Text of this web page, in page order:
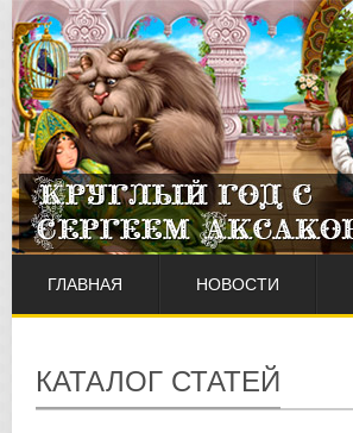
ГЛАВНАЯ НОВОСТИ
КАТАЛОГ СТАТЕЙ